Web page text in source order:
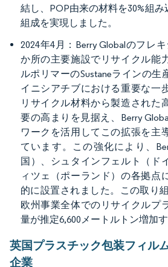
結し、POP由来の材料を30%組
組成を実現しました。
2024年4月：Berry Globalのフレ
か所の主要施設でリサイクル能
ルポリマーのSustaneラインの生
イニシアチブにおける重要な一
リサイクル材料から製造された
要の高まりを見据え、Berry
ワークを活用してこの拡張を主
ています。この強化により、
国）、シュタインフェルト（ド
ィツェ（ポーランド）の各拠点
的に設置されました。この取り
欧州事業全体でのリサイクルプ
量が推定6,600メートルトン増加
英国プラスチック包装フィル
企業